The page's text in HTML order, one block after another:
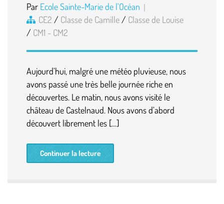
Par Ecole Sainte-Marie de l'Océan
CE2 / Classe de Camille/ Classe de Louise
/ CM1 - CM2
Aujourd’hui, malgré une météo pluvieuse, nous
avons passé une très belle journée riche en
découvertes. Le matin, nous avons visité le
château de Castelnaud. Nous avons d’abord
découvert librement les […]
Continuer la lecture